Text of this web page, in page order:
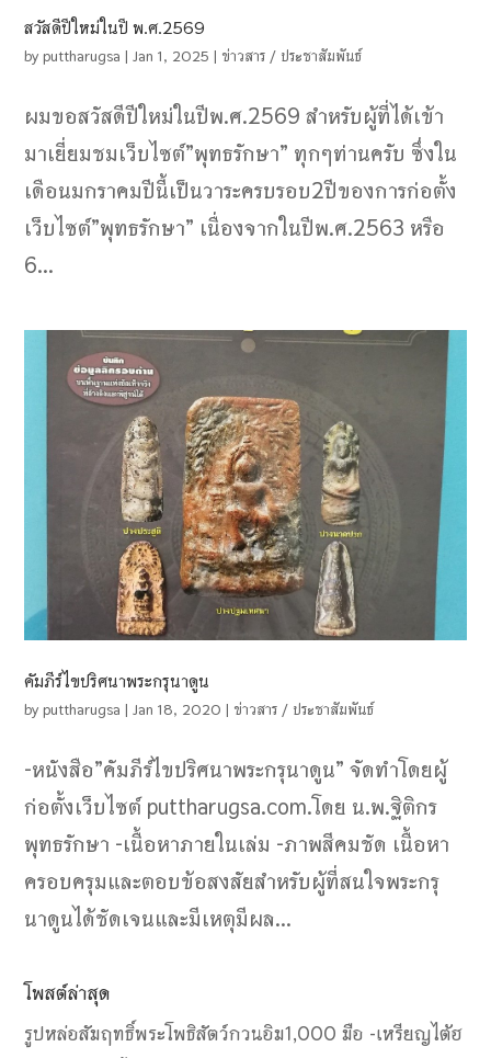
สวัสดีปีใหม่ในปี พ.ศ.2569
byputtharugsa |Jan 1, 2025 | ข่าวสาร / ประชาสัมพันธ์
ผมขอสวัสดีปีใหม่ในปีพ.ศ.2569 สำหรับผู้ที่ได้เข้า
มาเยี่ยมชมเว็บไซต์”พุทธรักษา” ทุกๆท่านครับ​ ซึ่งใน
เดือนมกราคมปีนี้เป็นวาระครบรอบ2ปีของการก่อตั้ง
เว็บไซต์”พุทธรักษา” เนื่องจากในปีพ.ศ.2563​ หรือ
6...
คัมภีร์ไขปริศนาพระกรุนาดูน
byputtharugsa |Jan 18, 2020 | ข่าวสาร / ประชาสัมพันธ์
-หนังสือ”คัมภีร์ไขปริศนาพระกรุนาดูน” จัดทำโดยผู้
ก่อตั้งเว็บไซต์​ puttharugsa.com.โดย​ น.พ.​ฐิติกร​
พุทธรักษา -เนื้อหาภายในเล่ม -​ภาพสีคมชัด​ เนื้อหา
ครอบครุมและตอบข้อสงสัยสำหรับผู้ที่สนใจพระกรุ
นาดูนได้ชัดเจนและมีเหตุมีผล...
โพสต์ล่าสุด
รูปหล่อสัมฤทธิ์พระโพธิสัตว์กวนอิม1,000 มือ -เหรียญไต้ฮ